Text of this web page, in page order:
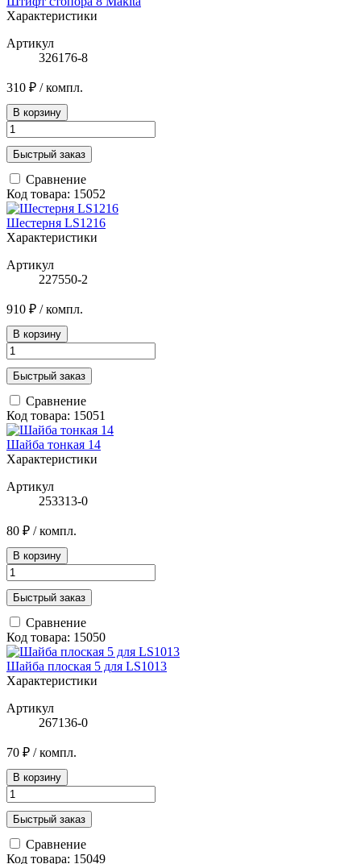
Характеристики
Артикул
326176-8
310 ₽ / компл.
В корзину
Быстрый заказ
Сравнение
Код товара: 15052
Шестерня LS1216
Характеристики
Артикул
227550-2
910 ₽ / компл.
В корзину
Быстрый заказ
Сравнение
Код товара: 15051
Шайба тонкая 14
Характеристики
Артикул
253313-0
80 ₽ / компл.
В корзину
Быстрый заказ
Сравнение
Код товара: 15050
Шайба плоская 5 для LS1013
Характеристики
Артикул
267136-0
70 ₽ / компл.
В корзину
Быстрый заказ
Сравнение
Код товара: 15049